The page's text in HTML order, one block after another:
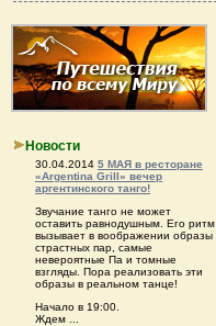
Новости
30.04.2014 5 МАЯ в ресторане
«Argentina Grill» вечер
аргентинского танго!
Звучание танго не может
оставить равнодушным. Его ритм
вызывает в воображении образы
страстных пар, самые
невероятные Па и томные
взгляды. Пора реализовать эти
образы в реальном танце!
Начало в 19:00.
Ждем ...